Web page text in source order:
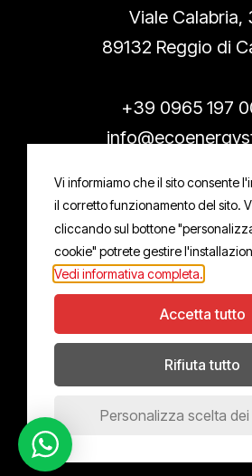
Viale Calabria,
89132 Reggio di
+39 0965 197
© 2011 –2026
P.iva 02706450802 • CF
Vi informiamo che il sito consente
il corretto funzionamento del sito.
cliccando sul bottone
cookie" potrete gestire
Vedi informativa completa.
Accetta tutto
Rifiuta tutto
Personalizza scelta